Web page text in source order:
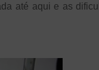
até aqui e as